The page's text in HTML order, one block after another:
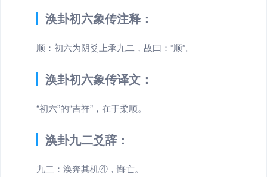
涣卦初六象传注释：
顺：初六为阴爻上承九二，故曰：“顺”。
涣卦初六象传译文：
“初六”的“吉祥”，在于柔顺。
涣卦九二爻辞：
九二：涣奔其机④，悔亡。